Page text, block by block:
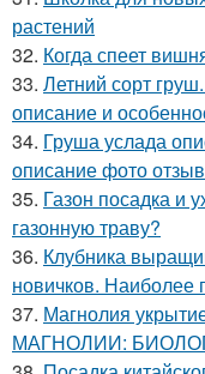
растений
32. Когда спеет
33. Летний сорт
описание и
34. Груша услада
описание фото
35. Газон посадка и
газонную траву?
36. Клубника
новичков. Наиболее
37. Магнолия
МАГНОЛИИ: